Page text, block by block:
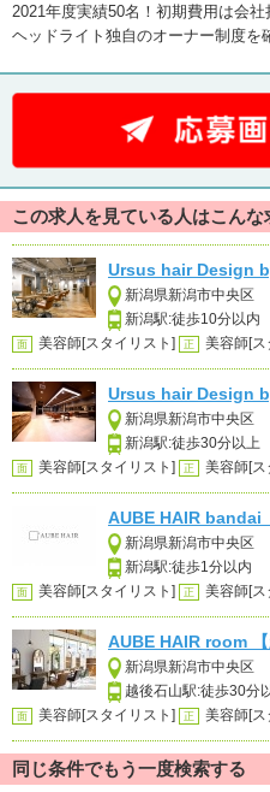
2021年度実績50名！初期費用は会
ヘッドライト独自のオーナー制度を
この求人を見ている人はこん
Ursus hair Design
新潟県新潟市中央区
新潟駅:徒歩10分以内
面 美容師[スタイリスト] 正 美容師[ス
Ursus hair Design
新潟県新潟市中央区
新潟駅:徒歩30分以上
面 美容師[スタイリスト] 正 美容師[ス
AUBE HAIR bandai
新潟県新潟市中央区
新潟駅:徒歩1分以内
面 美容師[スタイリスト] 正 美容師[ス
AUBE HAIR room 【
新潟県新潟市中央区
越後石山駅:徒歩30分
面 美容師[スタイリスト] 正 美容師[ス
同じ条件でもう一度検索する